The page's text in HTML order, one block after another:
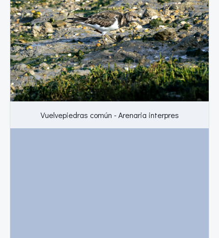
Vuelvepiedras común - Arenaria interpres